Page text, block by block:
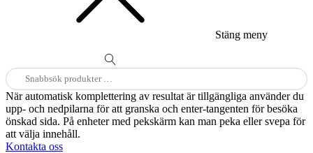
Stäng meny
Sök
efter:
När automatisk komplettering av resultat är tillgängliga använder du
upp- och nedpilarna för att granska och enter-tangenten för besöka
önskad sida. På enheter med pekskärm kan man peka eller svepa för
att välja innehåll.
Kontakta oss